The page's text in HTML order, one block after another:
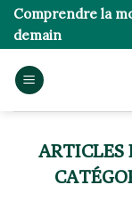
Skip
content
Comprendre la
demain